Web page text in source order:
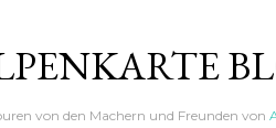
von den Machern und Freunden von